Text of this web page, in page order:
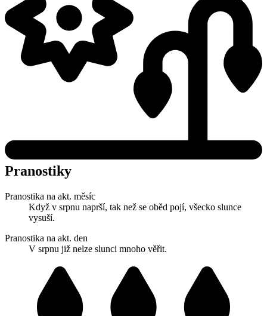
Pranostiky
Pranostika na akt. měsíc
Když v srpnu naprší, tak než se oběd pojí, všecko slunce
vysuší.
Pranostika na akt. den
V srpnu již nelze slunci mnoho věřit.